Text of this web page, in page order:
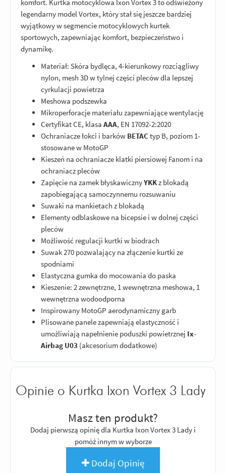
komfort. Kurtka motocyklowa Ixon Vortex 3 to odświeżony
legendarny model Vortex, który stał się jeszcze bardziej
wyjątkowy w segmencie motocyklowych kurtek
sportowych, zapewniając komfort, bezpieczeństwo i
dynamikę.
Materiał: Skóra bydlęca, 4-kierunkowy rozciągliwy
nylon, mesh 3D w tylnej części pleców dla lepszej
cyrkulacji powietrza
Meshowa podszewka
Mikroperforacje materiału zapewniające wentylację
Certyfikat CE, klasa AAA, EN 17092-2:2020
Ochraniacze łokci i barków BETAC typ B, poziom 1-
stosowane w MotoGP
Kieszeń na ochraniacze klatki piersiowej Fanom i na
ochraniacz pleców
Zapięcie na zamek błyskawicznyYKKz blokadą
zapobiegającą samoczynnemu rozsuwaniu
Suwaki na mankietach z blokadą
Elementy odblaskowe na bicepsie i w dolnej części
pleców
Możliwość regulacji kurtki w biodrach
Suwak 270 pozwalający na złączenie kurtki ze
spodniami
Elastyczna gumka do mocowania do paska
Kieszenie: 2 zewnętrzne, 1 wewnętrzna meshowa, 1
wewnętrzna wodoodporna
Inspirowany MotoGP aerodynamiczny garb
Plisowane panele zapewniają elastyczność i
umożliwiają napełnienie poduszki powietrznej Ix-
Airbag U03 (akcesorium dodatkowe)
Opinie o Kurtka Ixon Vortex 3 Lady
Masz ten produkt?
Dodaj pierwszą opinię dla Kurtka Ixon Vortex 3 Lady i
pomóż innym w wyborze
Dodaj Opinię